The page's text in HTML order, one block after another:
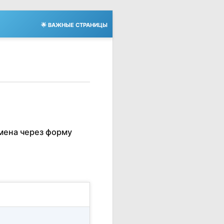
🌟 ВАЖНЫЕ СТРАНИЦЫ
через форму